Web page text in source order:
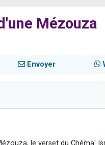
Mézouza
Envoyer
le verset du Chéma'